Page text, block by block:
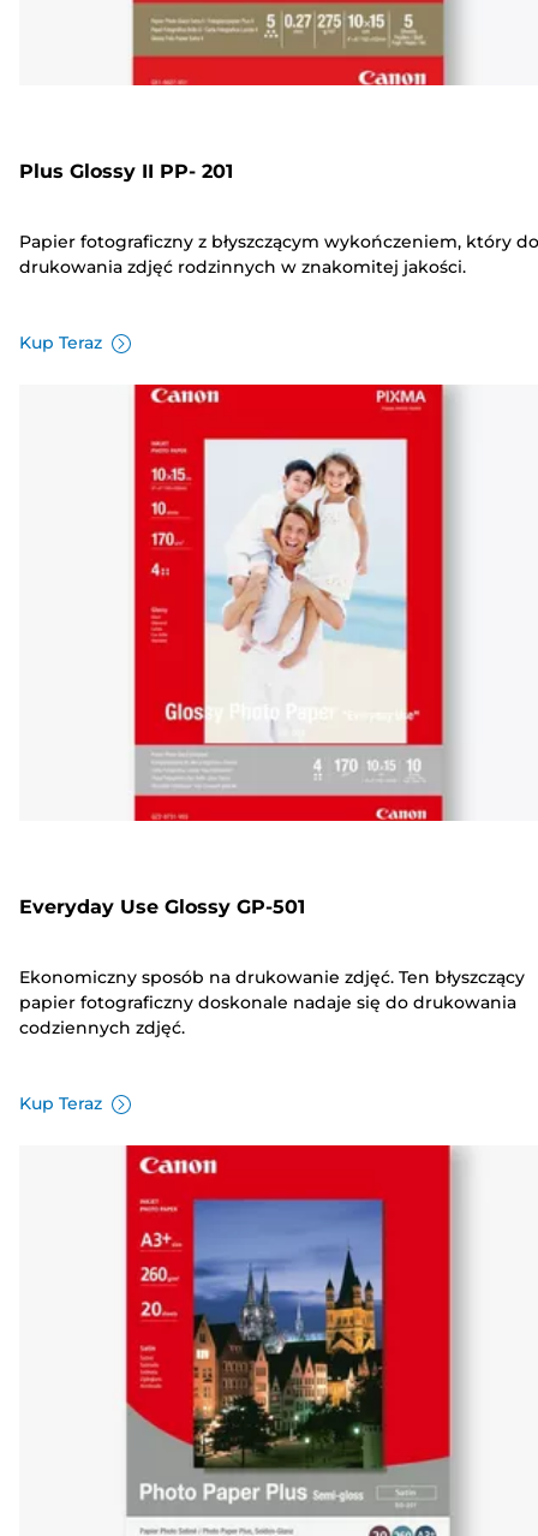
Plus Glossy II PP- 201
Papier fotograficzny z błyszczącym wykończeniem, który do
drukowania zdjęć rodzinnych w znakomitej jakości.
Kup Teraz
Everyday Use Glossy GP-501
Ekonomiczny sposób na drukowanie zdjęć. Ten błyszczący
papier fotograficzny doskonale nadaje się do drukowania
codziennych zdjęć.
Kup Teraz